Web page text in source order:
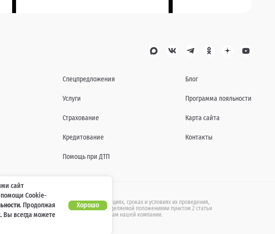
Спецпредложения
Услуги
Страхование
Кредитование
Помощь при ДТП
Блог
Программа лояльности
Карта сайта
Контакты
автомобилей, а также действующих акциях, сроках и условиях их проведения,
не является публичной офертой, определяемой положениями пунктом 2 статьи
информации обращайтесь к специалистам нашей компании.
сайт
Cookie-
. Продолжая
Вы всегда можете
Хорошо